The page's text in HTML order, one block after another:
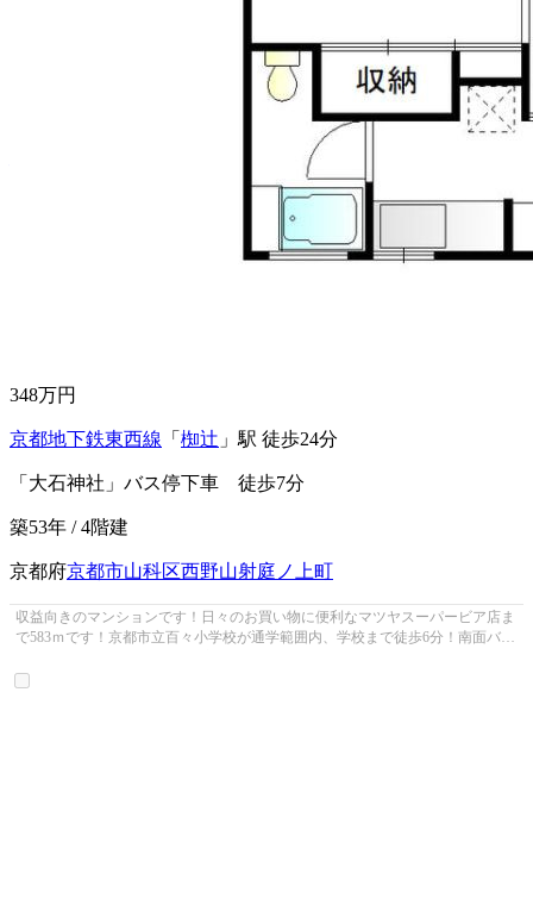
348万円
京都地下鉄東西線 「 椥辻 」駅 徒歩24分
「大石神社」バス停下車 徒歩7分
築53年 / 4階建
京都府京都市山科区西野山射庭ノ上町
収益向きのマンションです！日々のお買い物に便利なマツヤスーパービア店ま
で583ｍです！京都市立百々小学校が通学範囲内、学校まで徒歩6分！南面バル